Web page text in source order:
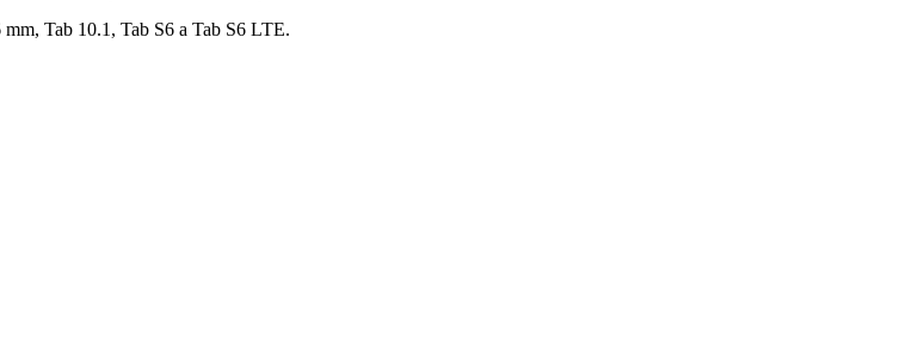
Tab 10.1, Tab S6 a Tab S6 LTE.